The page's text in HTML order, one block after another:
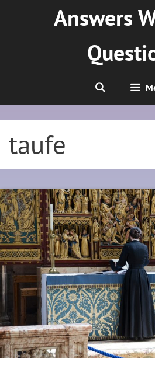
Answers
taufe